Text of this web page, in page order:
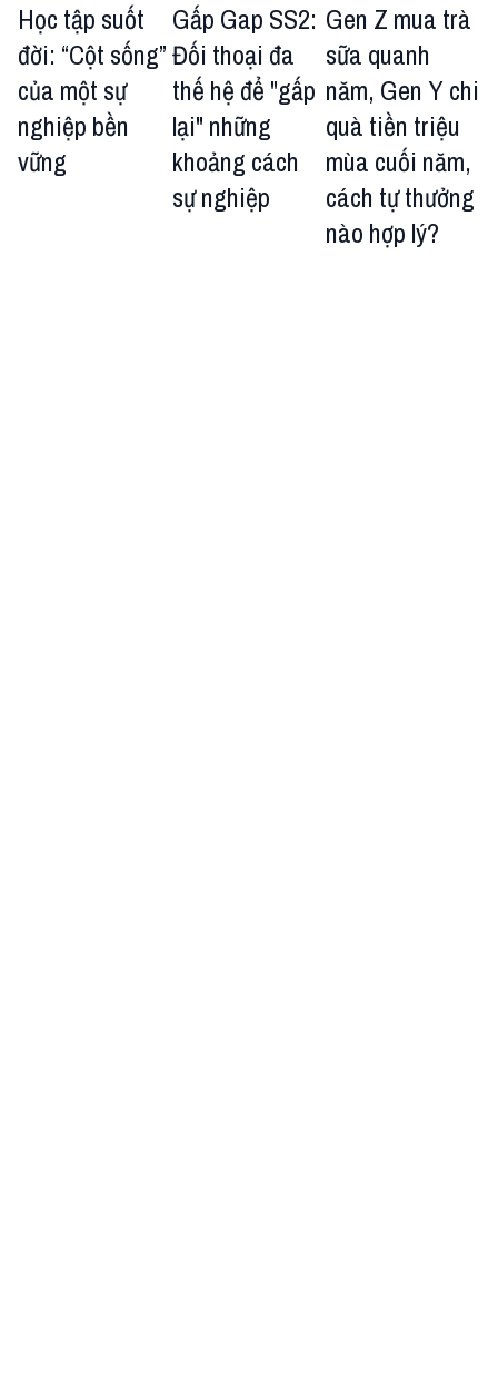
Học tập suốt
đời: “Cột sống”
của một sự
nghiệp bền
vững
Gấp Gap SS2:
Đối thoại đa
thế hệ để "gấp
lại" những
khoảng cách
sự nghiệp
Gen Z mua trà
sữa quanh
năm, Gen Y chi
quà tiền triệu
mùa cuối năm,
cách tự thưởng
nào hợp lý?